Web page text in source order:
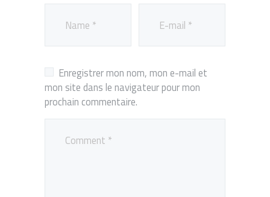
Enregistrer mon nom, mon e-mail et
mon site dans le navigateur pour mon
prochain commentaire.